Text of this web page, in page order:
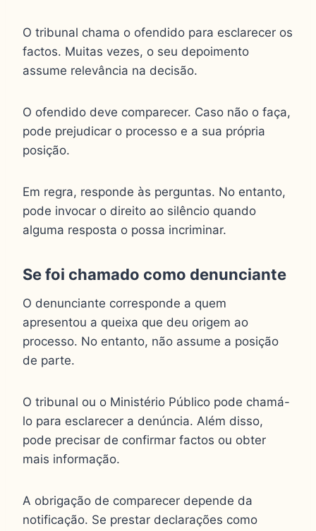
O tribunal chama o ofendido para esclarecer os
factos. Muitas vezes, o seu depoimento
assume relevância na decisão.
O ofendido deve comparecer. Caso não o faça,
pode prejudicar o processo e a sua própria
posição.
Em regra, responde às perguntas. No entanto,
pode invocar o direito ao silêncio quando
alguma resposta o possa incriminar.
Se foi chamado como denunciante
O denunciante corresponde a quem
apresentou a queixa que deu origem ao
processo. No entanto, não assume a posição
de parte.
O tribunal ou o Ministério Público pode chamá-
lo para esclarecer a denúncia. Além disso,
pode precisar de confirmar factos ou obter
mais informação.
A obrigação de comparecer depende da
notificação. Se prestar declarações como